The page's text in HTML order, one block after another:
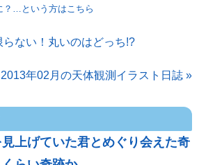
？…という方はこちら
ない！丸いのはどっち!?
2013年02月の天体観測イラスト日誌 »
見上げていた君とめぐり会えた奇